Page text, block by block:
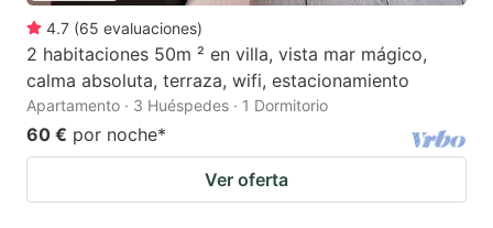
4.7 (65 evaluaciones)
2 habitaciones 50m ² en villa, vista mar mágico,
calma absoluta, terraza, wifi, estacionamiento
Apartamento · 3 Huéspedes · 1 Dormitorio
60 € por noche*
Ver oferta